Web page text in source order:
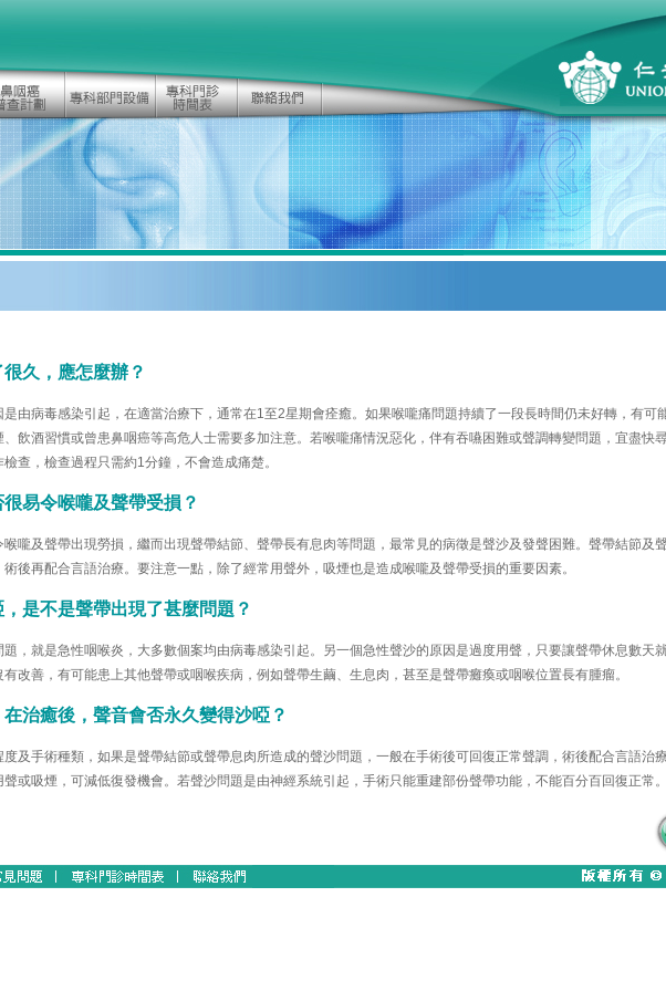
久，應怎麼辦？
由病毒感染引起，在適當治療下，通常在1至2星期會痊癒。如果喉嚨痛問題持續了一段長時間仍未好轉，有可
飲酒習慣或曾患鼻咽癌等高危人士需要多加注意。若喉嚨痛情況惡化，伴有吞嚥困難或聲調轉變問題，宜盡快
查，檢查過程只需約1分鐘，不會造成痛楚。
易令喉嚨及聲帶受損？
嚨及聲帶出現勞損，繼而出現聲帶結節、聲帶長有息肉等問題，最常見的病徵是聲沙及發聲困難。聲帶結節及
後再配合言語治療。要注意一點，除了經常用聲外，吸煙也是造成喉嚨及聲帶受損的重要因素。
是不是聲帶出現了甚麼問題？
，就是急性咽喉炎，大多數個案均由病毒感染引起。另一個急性聲沙的原因是過度用聲，只要讓聲帶休息數天
改善，有可能患上其他聲帶或咽喉疾病，例如聲帶生繭、生息肉，甚至是聲帶癱瘓或咽喉位置長有腫瘤。
治癒後，聲音會否永久變得沙啞？
及手術種類，如果是聲帶結節或聲帶息肉所造成的聲沙問題，一般在手術後可回復正常聲調，術後配合言語治
或吸煙，可減低復發機會。若聲沙問題是由神經系統引起，手術只能重建部份聲帶功能，不能百分百回復正常。